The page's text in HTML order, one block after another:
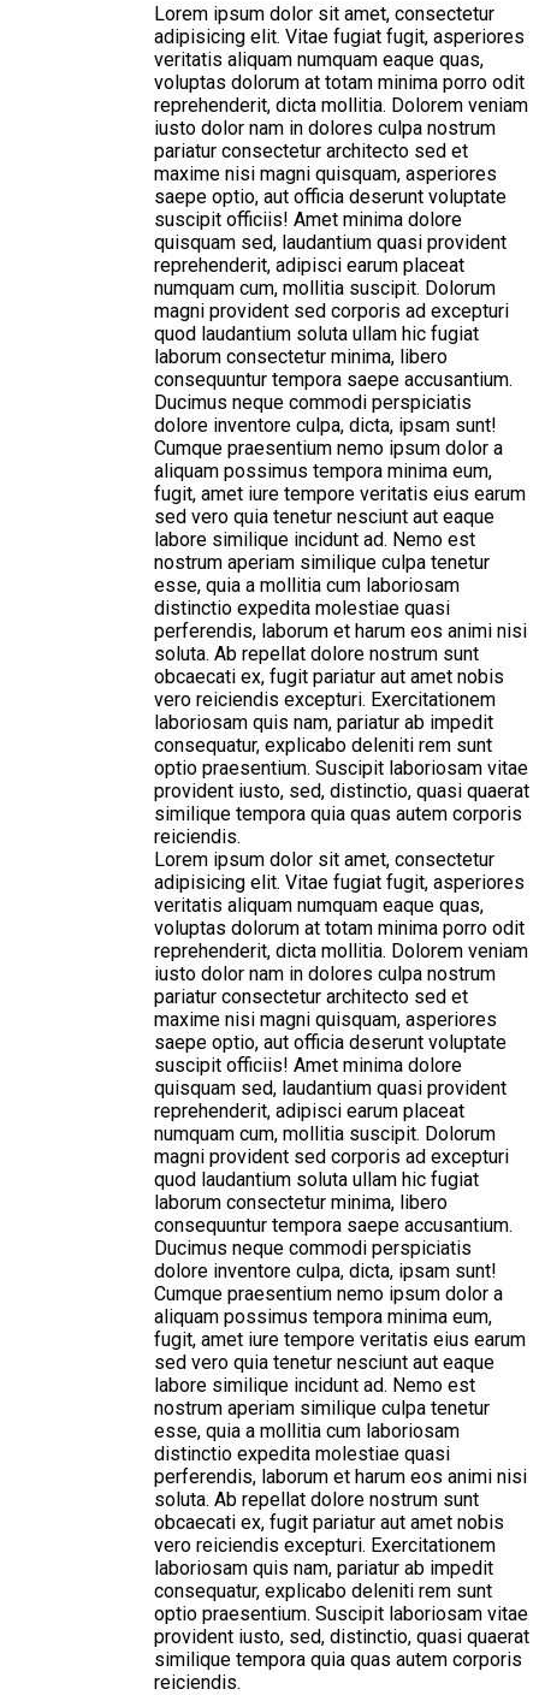
Lorem ipsum dolor sit amet, consectetur
adipisicing elit. Vitae fugiat fugit, asperiores
veritatis aliquam numquam eaque quas,
voluptas dolorum at totam minima porro odit
reprehenderit, dicta mollitia. Dolorem veniam
iusto dolor nam in dolores culpa nostrum
pariatur consectetur architecto sed et
maxime nisi magni quisquam, asperiores
saepe optio, aut officia deserunt voluptate
suscipit officiis! Amet minima dolore
quisquam sed, laudantium quasi provident
reprehenderit, adipisci earum placeat
numquam cum, mollitia suscipit. Dolorum
magni provident sed corporis ad excepturi
quod laudantium soluta ullam hic fugiat
laborum consectetur minima, libero
consequuntur tempora saepe accusantium.
Ducimus neque commodi perspiciatis
dolore inventore culpa, dicta, ipsam sunt!
Cumque praesentium nemo ipsum dolor a
aliquam possimus tempora minima eum,
fugit, amet iure tempore veritatis eius earum
sed vero quia tenetur nesciunt aut eaque
labore similique incidunt ad. Nemo est
nostrum aperiam similique culpa tenetur
esse, quia a mollitia cum laboriosam
distinctio expedita molestiae quasi
perferendis, laborum et harum eos animi nisi
soluta. Ab repellat dolore nostrum sunt
obcaecati ex, fugit pariatur aut amet nobis
vero reiciendis excepturi. Exercitationem
laboriosam quis nam, pariatur ab impedit
consequatur, explicabo deleniti rem sunt
optio praesentium. Suscipit laboriosam vitae
provident iusto, sed, distinctio, quasi quaerat
similique tempora quia quas autem corporis
reiciendis.
Lorem ipsum dolor sit amet, consectetur
adipisicing elit. Vitae fugiat fugit, asperiores
veritatis aliquam numquam eaque quas,
voluptas dolorum at totam minima porro odit
reprehenderit, dicta mollitia. Dolorem veniam
iusto dolor nam in dolores culpa nostrum
pariatur consectetur architecto sed et
maxime nisi magni quisquam, asperiores
saepe optio, aut officia deserunt voluptate
suscipit officiis! Amet minima dolore
quisquam sed, laudantium quasi provident
reprehenderit, adipisci earum placeat
numquam cum, mollitia suscipit. Dolorum
magni provident sed corporis ad excepturi
quod laudantium soluta ullam hic fugiat
laborum consectetur minima, libero
consequuntur tempora saepe accusantium.
Ducimus neque commodi perspiciatis
dolore inventore culpa, dicta, ipsam sunt!
Cumque praesentium nemo ipsum dolor a
aliquam possimus tempora minima eum,
fugit, amet iure tempore veritatis eius earum
sed vero quia tenetur nesciunt aut eaque
labore similique incidunt ad. Nemo est
nostrum aperiam similique culpa tenetur
esse, quia a mollitia cum laboriosam
distinctio expedita molestiae quasi
perferendis, laborum et harum eos animi nisi
soluta. Ab repellat dolore nostrum sunt
obcaecati ex, fugit pariatur aut amet nobis
vero reiciendis excepturi. Exercitationem
laboriosam quis nam, pariatur ab impedit
consequatur, explicabo deleniti rem sunt
optio praesentium. Suscipit laboriosam vitae
provident iusto, sed, distinctio, quasi quaerat
similique tempora quia quas autem corporis
reiciendis.